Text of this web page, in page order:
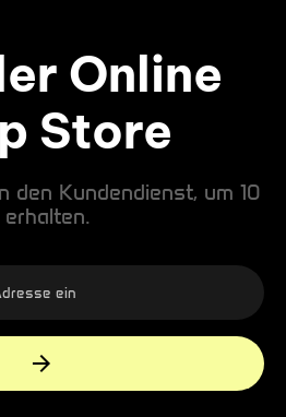
Online
Store
den Kundendienst, um 10